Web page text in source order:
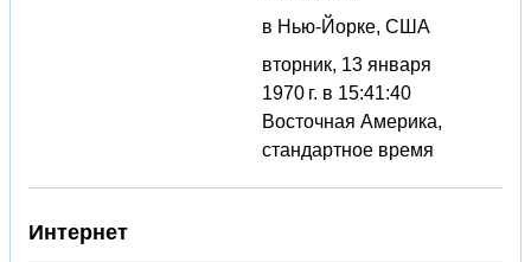
в Нью-Йорке, США
вторник, 13 января
1970 г. в 15:41:40
Восточная Америка,
стандартное время
Интернет